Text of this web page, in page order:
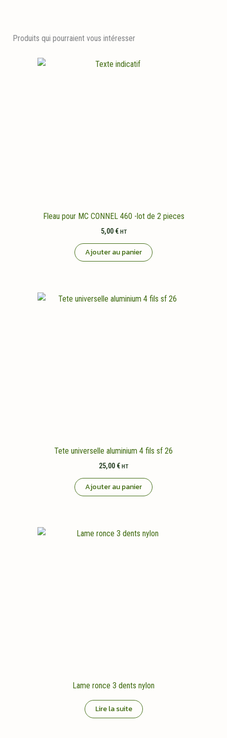
Produits qui pourraient vous intéresser
Fleau pour MC CONNEL 460 -lot de 2 pieces
5,00 € HT
Ajouter au panier
Tete universelle aluminium 4 fils sf 26
25,00 € HT
Ajouter au panier
Lame ronce 3 dents nylon
Lire la suite